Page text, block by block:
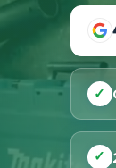
✓
✓